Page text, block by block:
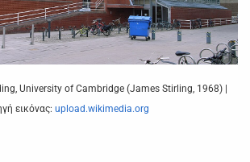
University of Cambridge (James Stirling, 1968) |
εικόνας: upload.wikimedia.org